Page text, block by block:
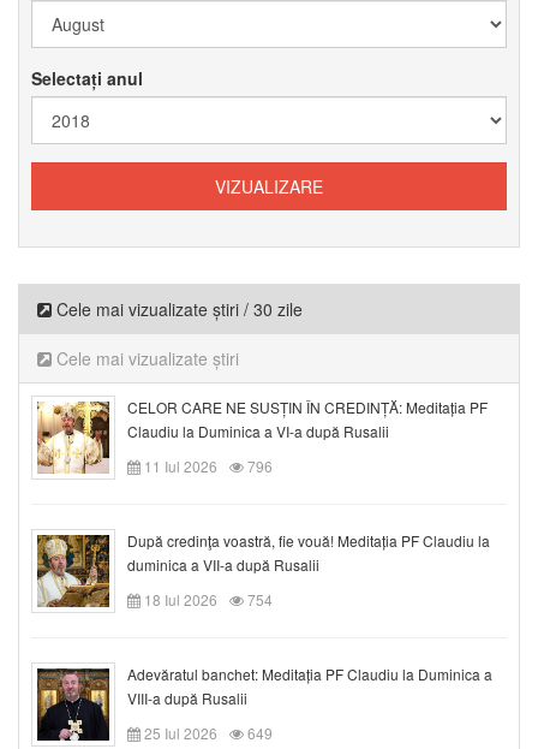
Selectați anul
Cele mai vizualizate știri / 30 zile
Cele mai vizualizate știri
CELOR CARE NE SUSȚIN ÎN CREDINȚĂ: Meditația PF
Claudiu la Duminica a VI-a după Rusalii
11 Iul 2026
796
După credinţa voastră, fie vouă! Meditația PF Claudiu la
duminica a VII-a după Rusalii
18 Iul 2026
754
Adevăratul banchet: Meditația PF Claudiu la Duminica a
VIII-a după Rusalii
25 Iul 2026
649